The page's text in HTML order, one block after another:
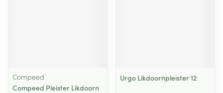
Compeed
Compeed Pleister Likdoorn
Urgo Likdoornpleister 12